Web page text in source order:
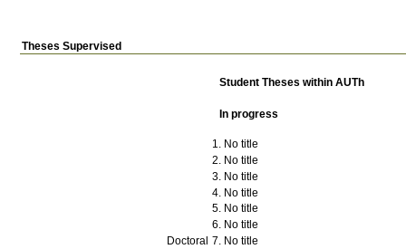
Theses Supervised
Student Theses within AUTh
In progress
Doctoral
No title
No title
No title
No title
No title
No title
No title